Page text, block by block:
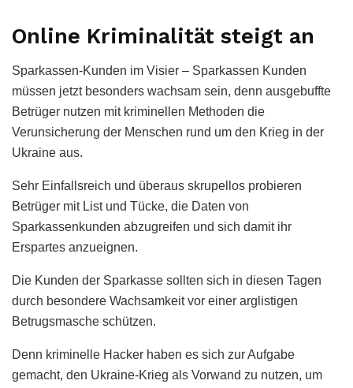
Online Kriminalität steigt an
Sparkassen-Kunden im Visier – Sparkassen Kunden
müssen jetzt besonders wachsam sein, denn ausgebuffte
Betrüger nutzen mit kriminellen Methoden die
Verunsicherung der Menschen rund um den Krieg in der
Ukraine aus.
Sehr Einfallsreich und überaus skrupellos probieren
Betrüger mit List und Tücke, die Daten von
Sparkassenkunden abzugreifen und sich damit ihr
Erspartes anzueignen.
Die Kunden der Sparkasse sollten sich in diesen Tagen
durch besondere Wachsamkeit vor einer arglistigen
Betrugsmasche schützen.
Denn kriminelle Hacker haben es sich zur Aufgabe
gemacht, den Ukraine-Krieg als Vorwand zu nutzen, um